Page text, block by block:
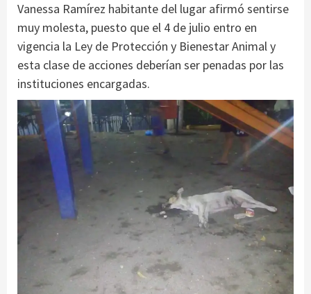
Vanessa Ramírez habitante del lugar afirmó sentirse
muy molesta, puesto que el 4 de julio entro en
vigencia la Ley de Protección y Bienestar Animal y
esta clase de acciones deberían ser penadas por las
instituciones encargadas.